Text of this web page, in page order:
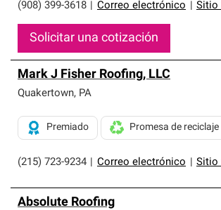
(908) 399-3618 Correo electrónico Sitio
Solicitar una cotización
Mark J Fisher Roofing, LLC
Quakertown, PA
(215) 723-9234 Correo electrónico Sitio
Premiado Promesa de
Absolute Roofing